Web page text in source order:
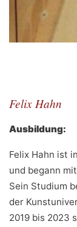
Felix Hahn
Ausbildung:
Felix Hahn ist
und begann
Sein Studium
der
2019 bis 2023